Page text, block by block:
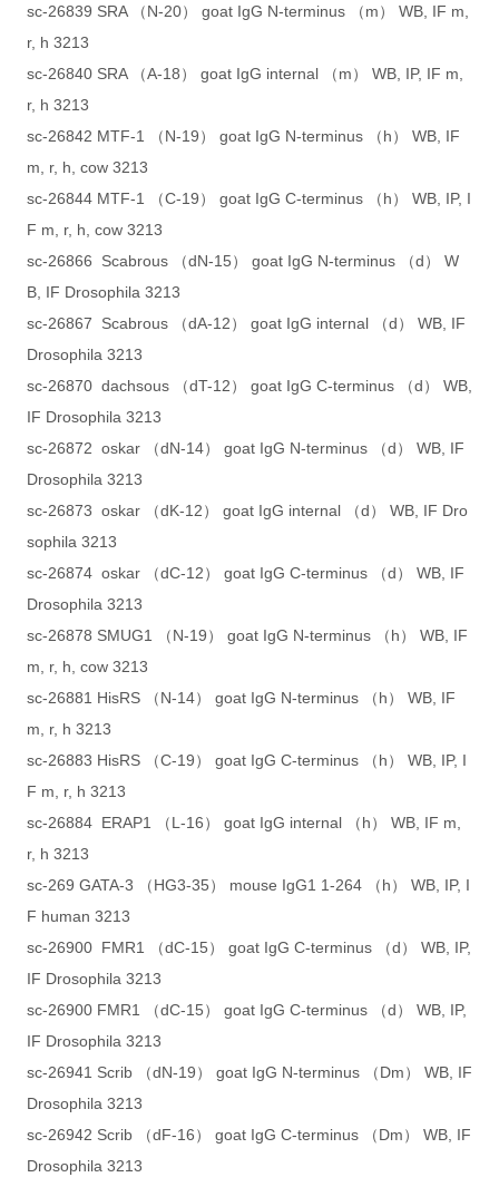
sc-26839 SRA （N-20） goat IgG N-terminus （m） WB, IF m,
r, h 3213
sc-26840 SRA （A-18） goat IgG internal （m） WB, IP, IF m,
r, h 3213
sc-26842 MTF-1 （N-19） goat IgG N-terminus （h） WB, IF
m, r, h, cow 3213
sc-26844 MTF-1 （C-19） goat IgG C-terminus （h） WB, IP, I
F m, r, h, cow 3213
sc-26866 Scabrous （dN-15） goat IgG N-terminus （d） W
B, IF Drosophila 3213
sc-26867 Scabrous （dA-12） goat IgG internal （d） WB, IF
Drosophila 3213
sc-26870 dachsous （dT-12） goat IgG C-terminus （d） WB,
IF Drosophila 3213
sc-26872 oskar （dN-14） goat IgG N-terminus （d） WB, IF
Drosophila 3213
sc-26873 oskar （dK-12） goat IgG internal （d） WB, IF Dro
sophila 3213
sc-26874 oskar （dC-12） goat IgG C-terminus （d） WB, IF
Drosophila 3213
sc-26878 SMUG1 （N-19） goat IgG N-terminus （h） WB, IF
m, r, h, cow 3213
sc-26881 HisRS （N-14） goat IgG N-terminus （h） WB, IF
m, r, h 3213
sc-26883 HisRS （C-19） goat IgG C-terminus （h） WB, IP, I
F m, r, h 3213
sc-26884 ERAP1 （L-16） goat IgG internal （h） WB, IF m,
r, h 3213
sc-269 GATA-3 （HG3-35） mouse IgG1 1-264 （h） WB, IP, I
F human 3213
sc-26900 FMR1 （dC-15） goat IgG C-terminus （d） WB, IP,
IF Drosophila 3213
sc-26900 FMR1 （dC-15） goat IgG C-terminus （d） WB, IP,
IF Drosophila 3213
sc-26941 Scrib （dN-19） goat IgG N-terminus （Dm） WB, IF
Drosophila 3213
sc-26942 Scrib （dF-16） goat IgG C-terminus （Dm） WB, IF
Drosophila 3213